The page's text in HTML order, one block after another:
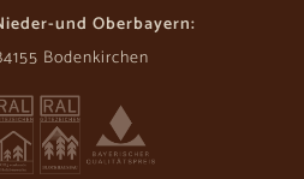
und Oberbayern:
Bodenkirchen